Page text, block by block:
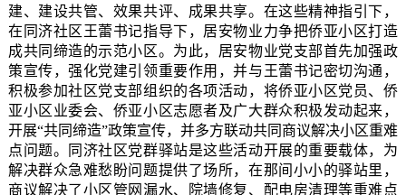
建、建设共管、效果共评、成果共享。在这些精神指引下，
在同济社区王蕾书记指导下，居安物业力争把侨亚小区打造
成共同缔造的示范小区。为此，居安物业党支部首先加强政
策宣传，强化党建引领重要作用，并与王蕾书记密切沟通，
积极参加社区党支部组织的各项活动，将侨亚小区党员、侨
亚小区业委会、侨亚小区志愿者及广大群众积极发动起来，
开展“共同缔造”政策宣传，并多方联动共同商议解决小区重难
点问题。同济社区党群驿站是这些活动开展的重要载体，为
解决群众急难愁盼问题提供了场所，在那间小小的驿站里，
商议解决了小区管网漏水、院墙修复、配电房清理等重难点